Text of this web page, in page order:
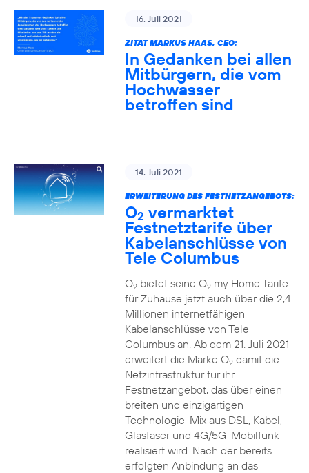
16. Juli 2021
ZITAT MARKUS HAAS, CEO:
In Gedanken bei allen
Mitbürgern, die vom
Hochwasser
betroffen sind
14. Juli 2021
ERWEITERUNG DES FESTNETZANGEBOTS:
O2 vermarktet
Festnetztarife über
Kabelanschlüsse von
Tele Columbus
O2bietet seine O2my Home Tarife
für Zuhause jetzt auch über die 2,4
Millionen internetfähigen
Kabelanschlüsse von Tele
Columbus an. Ab dem 21. Juli 2021
erweitert die Marke O2damit die
Netzinfrastruktur für ihr
Festnetzangebot, das über einen
breiten und einzigartigen
Technologie-Mix aus DSL, Kabel,
Glasfaser und 4G/5G-Mobilfunk
realisiert wird. Nach der bereits
erfolgten Anbindung an das